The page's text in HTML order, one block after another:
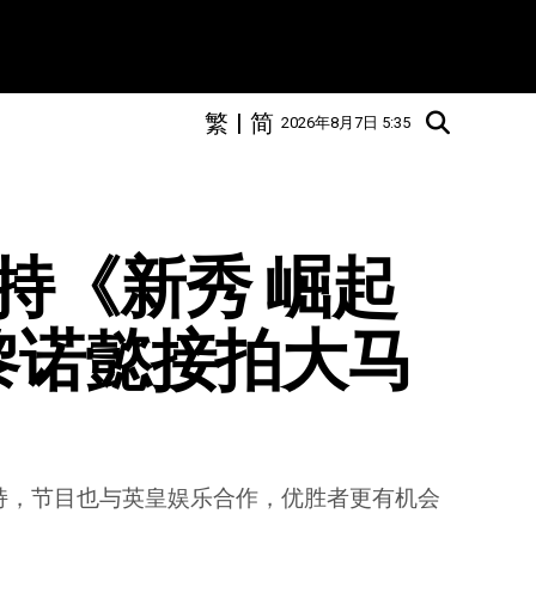
2026年8月7日 5:35
简
|
繁
《新秀 崛起
懿接拍大马
节目也与英皇娱乐合作，优胜者更有机会